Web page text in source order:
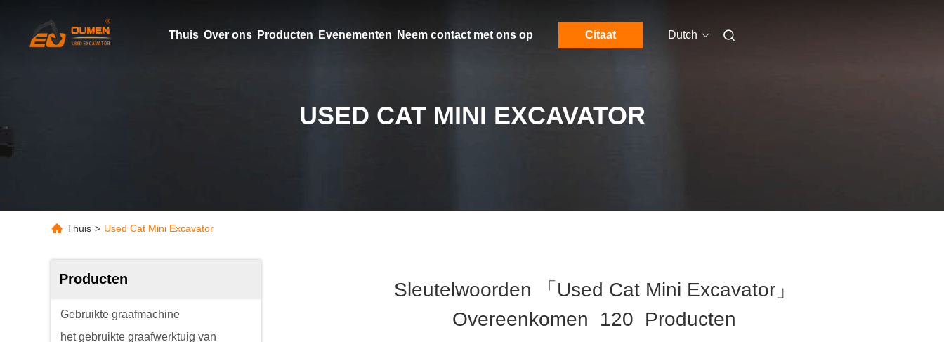
Thuis Over ons Producten Evenementen Neem contact met ons op Citaat Dutch
USED CAT MINI EXCAVATOR
Thuis > Used Cat Mini Excavator
Producten
Gebruikte graafmachine
het gebruikte graafwerktuig van
Sleutelwoorden 「used Cat Mini Excavator」
Overeenkomen 120 Producten